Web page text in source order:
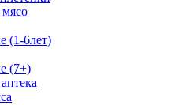
(1-6лет)
(7+)